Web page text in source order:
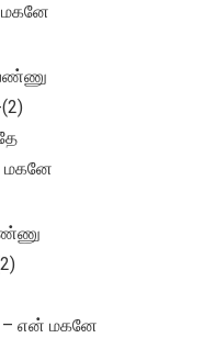
மகனே
மகனே
– என் மகனே